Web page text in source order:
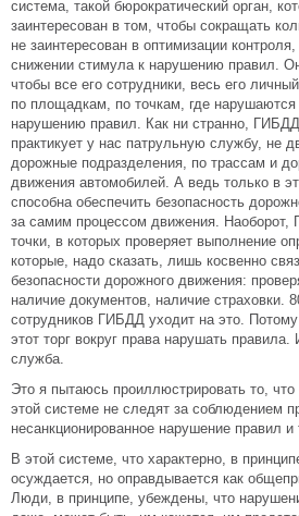
система, такой бюрократический орган,
заинтересован в том, чтобы сокращать
не заинтересован в оптимизации
снижении стимула к нарушению правил.
чтобы все его сотрудники, весь его
по площадкам, по точкам, где нарушаются
нарушению правил. Как ни странно,
практикует у нас патрульную службу, не
дорожные подразделения, по трассам и
движения автомобилей. А ведь только в
способна обеспечить безопасность
за самим процессом движения. Наоборот,
точки, в которых проверяет выполнение
которые, надо сказать, лишь косвенно
безопасности дорожного движения:
наличие документов, наличие страховки.
сотрудников ГИБДД уходит на это.
этот торг вокруг права нарушать
служба.
Это я пытаюсь проиллюстрировать то, что
этой системе не следят за соблюдением
несанкционированное нарушение правил и
В этой системе, что характерно, в
осуждается, но оправдывается как
Люди, в принципе, убеждены, что